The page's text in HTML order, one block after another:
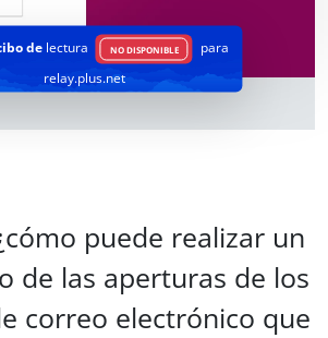
delectura NO DISPONIBLE
para
relay.plus.net
puede realizar un
de las aperturas de los
correo electrónico que